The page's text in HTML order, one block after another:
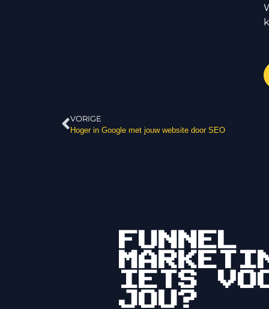
VORIGE
Hoger in Google met jouw website door SEO
FUNNEL
IETS
JOU?